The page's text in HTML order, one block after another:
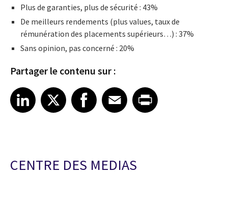
Plus de garanties, plus de sécurité : 43%
De meilleurs rendements (plus values, taux de
rémunération des placements supérieurs…) : 37%
Sans opinion, pas concerné : 20%
Partager le contenu sur :
Share article on LinkedIn
LinkedIn
Share article on XShare article on Facebook
Facebook
Share article on Email
EmailShare article on Print
CENTRE DES MEDIAS